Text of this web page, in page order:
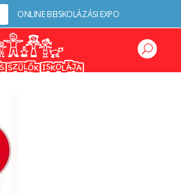
ONLINE BEISKOLÁZÁSI EXPO